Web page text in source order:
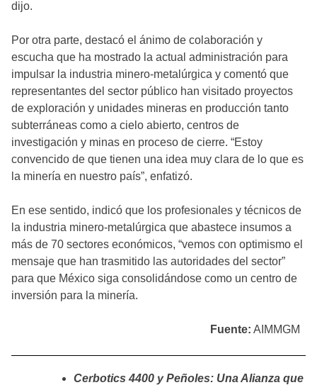
dijo.
Por otra parte, destacó el ánimo de colaboración y
escucha que ha mostrado la actual administración para
impulsar la industria minero-metalúrgica y comentó que
representantes del sector público han visitado proyectos
de exploración y unidades mineras en producción tanto
subterráneas como a cielo abierto, centros de
investigación y minas en proceso de cierre. “Estoy
convencido de que tienen una idea muy clara de lo que es
la minería en nuestro país”, enfatizó.
En ese sentido, indicó que los profesionales y técnicos de
la industria minero-metalúrgica que abastece insumos a
más de 70 sectores económicos, “vemos con optimismo el
mensaje que han trasmitido las autoridades del sector”
para que México siga consolidándose como un centro de
inversión para la minería.
Fuente: AIMMGM
Cerbotics 4400 y Peñoles: Una Alianza que